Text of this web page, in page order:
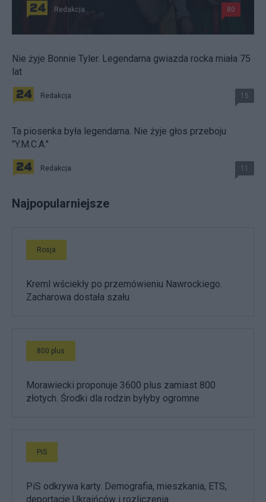
Redakcja 80
Nie żyje Bonnie Tyler. Legendarna gwiazda rocka miała 75
lat
Redakcja 15
Ta piosenka była legendarna. Nie żyje głos przeboju
"Y.M.C.A."
Redakcja 11
Najpopularniejsze
Rosja
Kreml wściekły po przemówieniu Nawrockiego.
Zacharowa dostała szału
800 plus
Morawiecki proponuje 3600 plus zamiast 800
złotych. Środki dla rodzin byłyby ogromne
PiS
PiS odkrywa karty. Demografia, mieszkania, ETS,
deportacje Ukraińców i rozliczenia